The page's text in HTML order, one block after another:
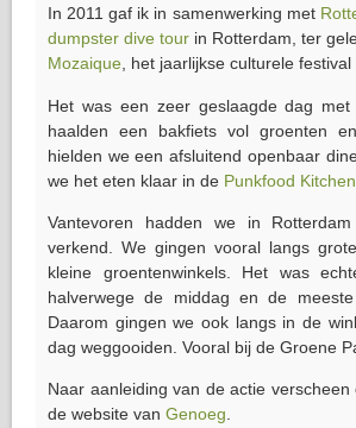
In 2011 gaf ik in samenwerking met
dumpster dive tour in Rotterdam, ter
Mozaique , het jaarlijkse culturele festival
Het was een zeer geslaagde dag
haalden een bakfiets vol groenten
hielden we een afsluitend openbaar
we het eten klaar in de Punkfood Kitchen
Vantevoren hadden we in
verkend. We gingen vooral langs
kleine groentenwinkels. Het was
halverwege de middag en de
Daarom gingen we ook langs in de
dag weggooiden. Vooral bij de Groene
Naar aanleiding van de actie
de website van Genoeg.